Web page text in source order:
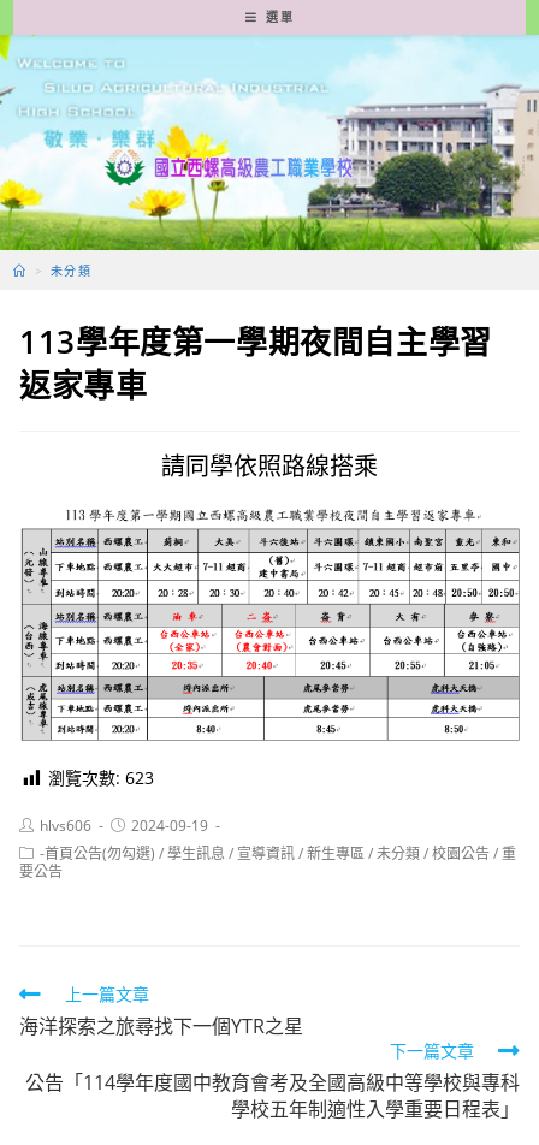
轉
至
要
容
選單
> 未分類
113學年度第一學期夜間自主學習
返家專車
請同學依照路線搭乘
瀏覽次數: 623
Post
author:
hlvs606
Post
published:
2024-09-19
Post
category:
-首頁公告(勿勾選) /學生訊息 / 宣導資訊/新生專區/未分類/校園公告/重
要公告
Read
more
articles
上一篇文章
海洋探索之旅尋找下一個YTR之星
下一篇文章
公告「114學年度國中教育會考及全國高級中等學校與專科
學校五年制適性入學重要日程表」